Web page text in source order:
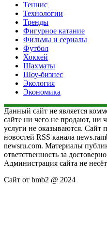
Теннис
Технологии
Тренды
Фигурное катание
Фильмы и сериалы
Футбол
Хоккей
Шахматы
Шоу-бизнес
Экология
Экономика
Данный сайт не является
сайте ни чего не продают, ни
услуги не оказываются. Сайт
новостей RSS канала
newsru.com. Материалы
ответственность за
Администрация сайта не
Сайт от bmb2 @ 2024